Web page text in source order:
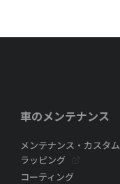
車のメンテナンス
メンテナンス・カスタム
ラッピング
コーティング